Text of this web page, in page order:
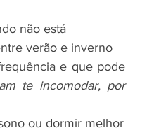
não está
verão e inverno
e que pode
te incomodar, por
ou dormir melhor